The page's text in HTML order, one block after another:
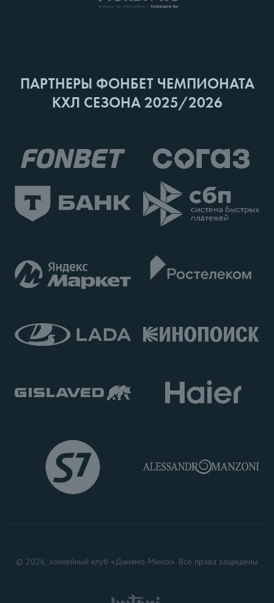
ПАРТНЕРЫ ФОНБЕТ ЧЕМПИОНАТА
КХЛ СЕЗОНА 2025/2026
© 2026, хоккейный клуб «Динамо-Минск». Все права защищены